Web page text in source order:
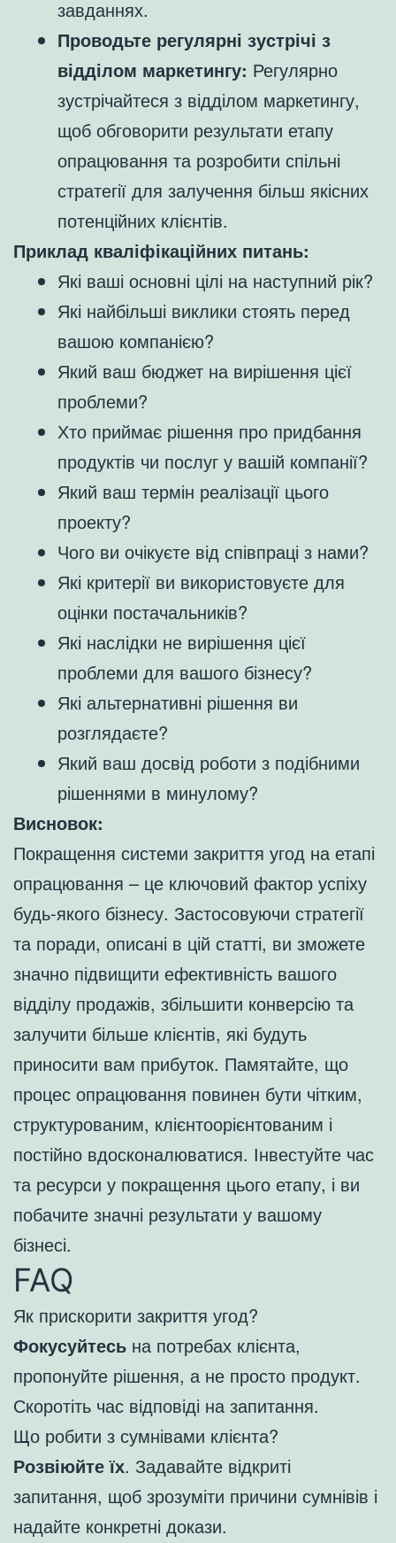
завданнях.
Проводьте регулярні зустрічі з
відділом маркетингу: Регулярно
зустрічайтеся з відділом маркетингу,
щоб обговорити результати етапу
опрацювання та розробити спільні
стратегії для залучення більш якісних
потенційних клієнтів.
Приклад кваліфікаційних питань:
Які ваші основні цілі на наступний рік?
Які найбільші виклики стоять перед
вашою компанією?
Який ваш бюджет на вирішення цієї
проблеми?
Хто приймає рішення про придбання
продуктів чи послуг у вашій компанії?
Який ваш термін реалізації цього
проекту?
Чого ви очікуєте від співпраці з нами?
Які критерії ви використовуєте для
оцінки постачальників?
Які наслідки не вирішення цієї
проблеми для вашого бізнесу?
Які альтернативні рішення ви
розглядаєте?
Який ваш досвід роботи з подібними
рішеннями в минулому?
Висновок:
Покращення системи закриття угод на етапі
опрацювання – це ключовий фактор успіху
будь-якого бізнесу. Застосовуючи стратегії
та поради, описані в цій статті, ви зможете
значно підвищити ефективність вашого
відділу продажів, збільшити конверсію та
залучити більше клієнтів, які будуть
приносити вам прибуток. Памятайте, що
процес опрацювання повинен бути чітким,
структурованим, клієнтоорієнтованим і
постійно вдосконалюватися. Інвестуйте час
та ресурси у покращення цього етапу, і ви
побачите значні результати у вашому
бізнесі.
FAQ
Як прискорити закриття угод?
Фокусуйтесь на потребах клієнта,
пропонуйте рішення, а не просто продукт.
Скоротіть час відповіді на запитання.
Що робити з сумнівами клієнта?
Розвіюйте їх. Задавайте відкриті
запитання, щоб зрозуміти причини сумнівів і
надайте конкретні докази.